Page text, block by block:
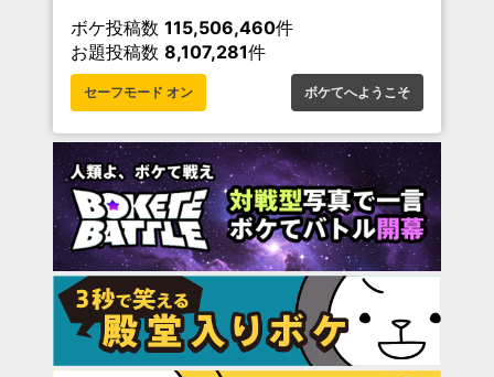
ボケ投稿数 115,506,460件
お題投稿数 8,107,281件
セーフモード オン ボケてへようこそ